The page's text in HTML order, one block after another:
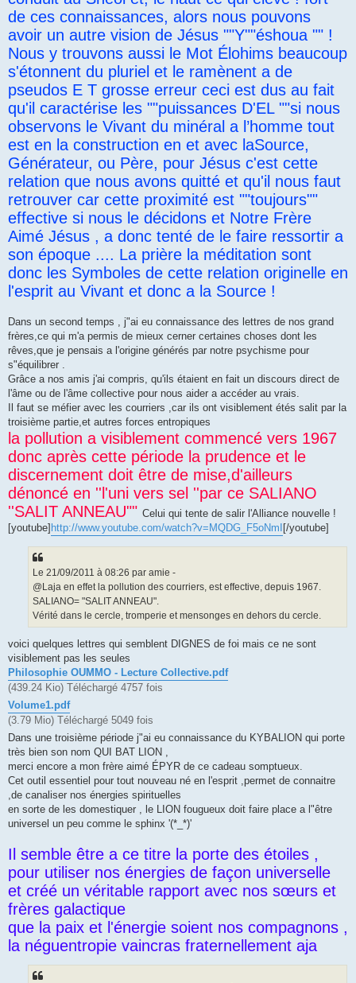
de ces connaissances, alors nous pouvons
avoir un autre vision de Jésus ""Y""éshoua "" !
Nous y trouvons aussi le Mot Élohims beaucoup
s'étonnent du pluriel et le ramènent a de
pseudos E T grosse erreur ceci est dus au fait
qu'il caractérise les ""puissances D'EL ""si nous
observons le Vivant du minéral a l’homme tout
est en la construction en et avec laSource,
Générateur, ou Père, pour Jésus c'est cette
relation que nous avons quitté et qu'il nous faut
retrouver car cette proximité est ""toujours""
effective si nous le décidons et Notre Frère
Aimé Jésus , a donc tenté de le faire ressortir a
son époque .... La prière la méditation sont
donc les Symboles de cette relation originelle en
l'esprit au Vivant et donc a la Source !
Dans un second temps , j"ai eu connaissance des lettres de nos grand
frères,ce qui m'a permis de mieux cerner certaines choses dont les
rêves,que je pensais a l'origine générés par notre psychisme pour
s"équilibrer .
Grâce a nos amis j'ai compris, qu'ils étaient en fait un discours direct de
l'âme ou de l'âme collective pour nous aider a accéder au vrais.
Il faut se méfier avec les courriers ,car ils ont visiblement étés salit par la
troisième partie,et autres forces entropiques
la pollution a visiblement commencé vers 1967
donc après cette période la prudence et le
discernement doit être de mise,d'ailleurs
dénoncé en ''l'uni vers sel ''par ce SALIANO
''SALIT ANNEAU"" Celui qui tente de salir l'Alliance nouvelle !
[youtube] http://www.youtube.com/watch?v=MQDG_F5oNmI [/youtube]
Le 21/09/2011 à 08:26 par amie -
@Laja en effet la pollution des courriers, est effective, depuis 1967.
SALIANO= "SALIT ANNEAU".
Vérité dans le cercle, tromperie et mensonges en dehors du cercle.
voici quelques lettres qui semblent DIGNES de foi mais ce ne sont
visiblement pas les seules
Philosophie OUMMO - Lecture Collective.pdf
(439.24 Kio) Téléchargé 4757 fois
Volume1.pdf
(3.79 Mio) Téléchargé 5049 fois
Dans une troisième période j"ai eu connaissance du KYBALION qui porte
très bien son nom QUI BAT LION ,
merci encore a mon frère aimé ÉPYR de ce cadeau somptueux.
Cet outil essentiel pour tout nouveau né en l'esprit ,permet de connaitre
,de canaliser nos énergies spirituelles
en sorte de les domestiquer , le LION fougueux doit faire place a l"être
universel un peu comme le sphinx '(*_*)'
Il semble être a ce titre la porte des étoiles ,
pour utiliser nos énergies de façon universelle
et créé un véritable rapport avec nos sœurs et
frères galactique
que la paix et l'énergie soient nos compagnons ,
la néguentropie vaincras fraternellement aja